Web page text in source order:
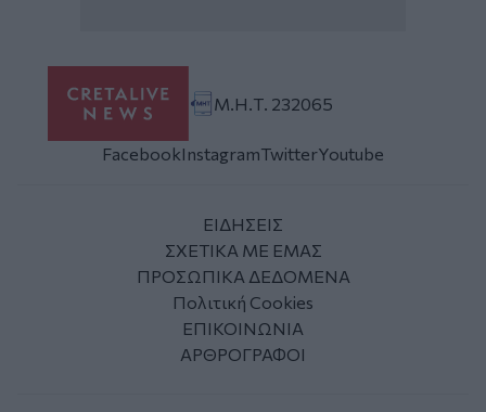
Μ.Η.Τ. 232065
FacebookInstagramTwitterYoutube
ΕΙΔΗΣΕΙΣ
ΣΧΕΤΙΚΑ ΜΕ ΕΜΑΣ
ΠΡΟΣΩΠΙΚΑ ΔΕΔΟΜΕΝΑ
Πολιτική Cookies
ΕΠΙΚΟΙΝΩΝΙΑ
ΑΡΘΡΟΓΡΑΦΟΙ